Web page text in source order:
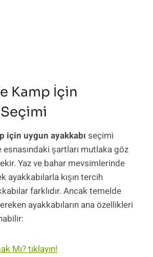
Kamp İçin
için uygun ayakkabı seçimi
şartları mutlaka göz
Yaz ve bahar mevsimlerinde
ayakkabılarla kışın tercih
farklıdır. Ancak temelde
ayakkabıların ana özellikleri
Mı? tıklayın!